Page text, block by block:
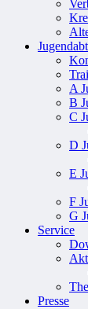
A
B
C
D
E
F
G
Service
Presse